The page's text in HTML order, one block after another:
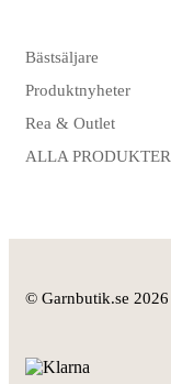
Bästsäljare
Produktnyheter
Rea & Outlet
ALLA PRODUKTER
© Garnbutik.se 2026